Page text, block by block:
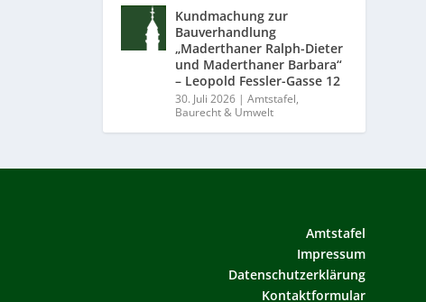
Kundmachung zur
Bauverhandlung
„Maderthaner Ralph-Dieter
und Maderthaner Barbara“
– Leopold Fessler-Gasse 12
30. Juli 2026 |Amtstafel,
Baurecht & Umwelt
Amtstafel
Impressum
Datenschutzerklärung
Kontaktformular